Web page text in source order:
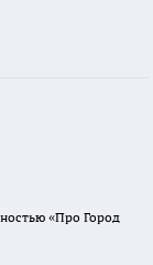
«Про Город